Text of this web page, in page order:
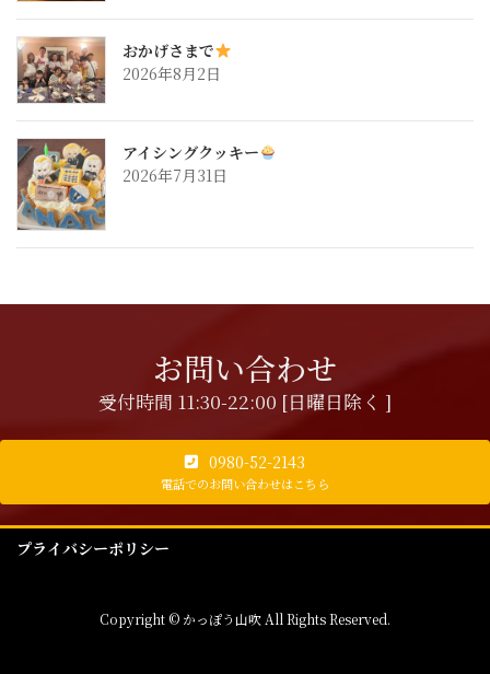
おかげさまで
2026年8月2日
アイシングクッキー
2026年7月31日
お問い合わせ
受付時間 11:30-22:00 [日曜日除く ]
0980-52-2143
電話でのお問い合わせはこちら
プライバシーポリシー
Copyright © かっぽう山吹 All Rights Reserved.